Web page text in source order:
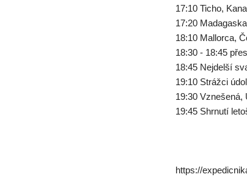
17:10 Ticho,
17:20
18:10 Mallorca,
18:30 - 18:45
18:45 Nejdelší
19:10 Strážci
19:30 Vznešená,
19:45 Shrnutí
https://